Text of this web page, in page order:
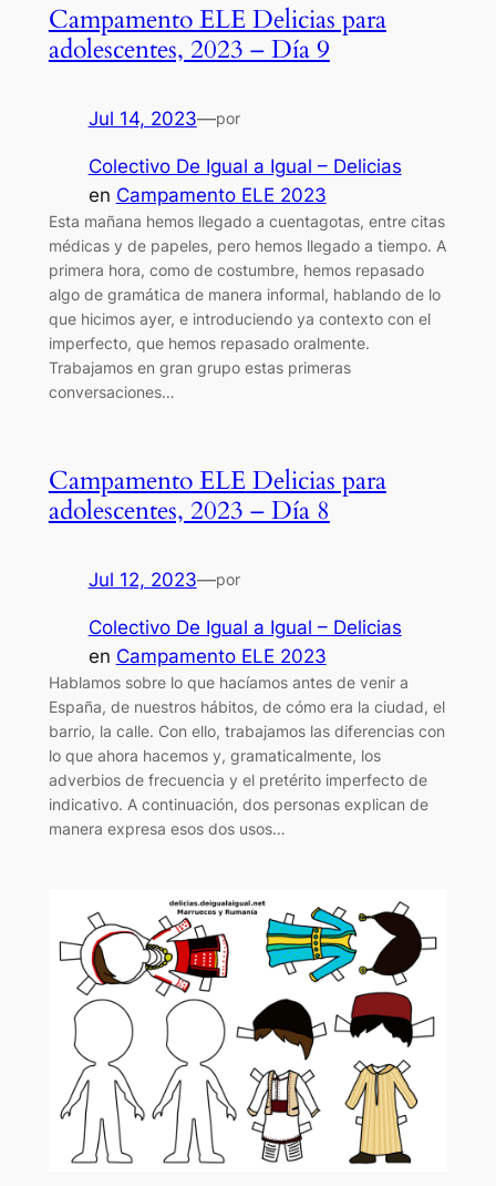
Campamento ELE Delicias para
adolescentes, 2023 – Día 9
Jul 14, 2023—por
Colectivo De Igual a Igual – Delicias
en Campamento ELE 2023
Esta mañana hemos llegado a cuentagotas, entre citas
médicas y de papeles, pero hemos llegado a tiempo. A
primera hora, como de costumbre, hemos repasado
algo de gramática de manera informal, hablando de lo
que hicimos ayer, e introduciendo ya contexto con el
imperfecto, que hemos repasado oralmente.
Trabajamos en gran grupo estas primeras
conversaciones…
Campamento ELE Delicias para
adolescentes, 2023 – Día 8
Jul 12, 2023—por
Colectivo De Igual a Igual – Delicias
en Campamento ELE 2023
Hablamos sobre lo que hacíamos antes de venir a
España, de nuestros hábitos, de cómo era la ciudad, el
barrio, la calle. Con ello, trabajamos las diferencias con
lo que ahora hacemos y, gramaticalmente, los
adverbios de frecuencia y el pretérito imperfecto de
indicativo. A continuación, dos personas explican de
manera expresa esos dos usos…